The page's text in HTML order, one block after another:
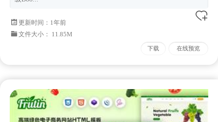
更新时间： 1年前
文件大小： 11.85M
下载 在线预览